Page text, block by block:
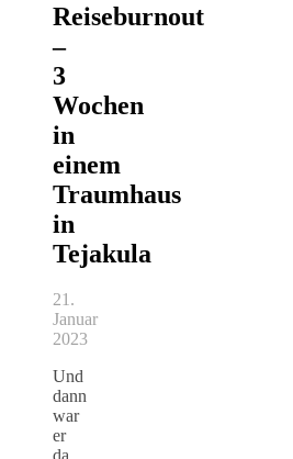
Reiseburnout
–
3
Wochen
in
einem
Traumhaus
in
Tejakula
21.
Januar
2023
Und
dann
war
er